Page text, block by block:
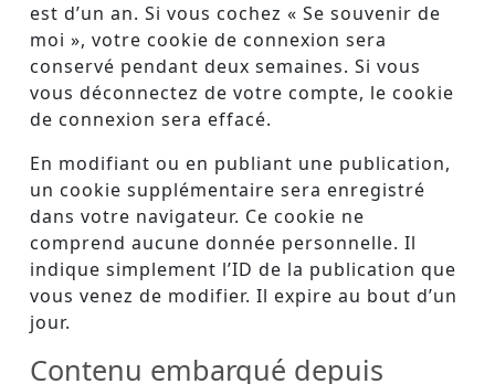
est d’un an. Si vous cochez « Se souvenir de
moi », votre cookie de connexion sera
conservé pendant deux semaines. Si vous
vous déconnectez de votre compte, le cookie
de connexion sera effacé.
En modifiant ou en publiant une publication,
un cookie supplémentaire sera enregistré
dans votre navigateur. Ce cookie ne
comprend aucune donnée personnelle. Il
indique simplement l’ID de la publication que
vous venez de modifier. Il expire au bout d’un
jour.
Contenu embarqué depuis